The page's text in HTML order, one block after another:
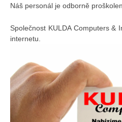
Náš personál je odborně
Společnost KULDA Computers &
internetu.